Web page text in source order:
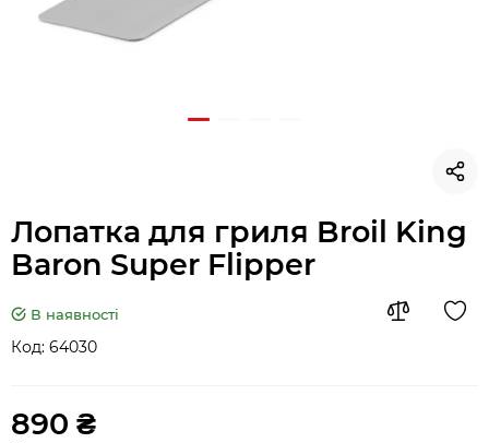
Лопатка для гриля Broil King
Baron Super Flipper
В наявності
Код: 64030
890 ₴